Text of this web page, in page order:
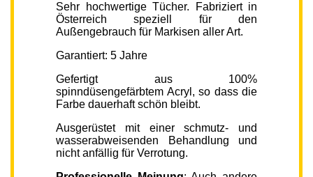
Sehr hochwertige Tücher. Fabriziert in
Österreich speziell für den
Außengebrauch für Markisen aller Art.
Garantiert: 5 Jahre
Gefertigt aus 100%
spinndüsengefärbtem Acryl, so dass die
Farbe dauerhaft schön bleibt.
Ausgerüstet mit einer schmutz- und
wasserabweisenden Behandlung und
nicht anfällig für Verrotung.